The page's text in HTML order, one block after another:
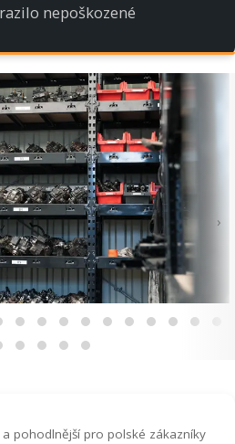
nepoškozené
›
pohodlnější pro polské zákazníky